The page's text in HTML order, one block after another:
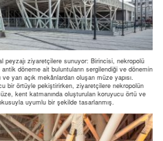
peyzajı ziyaretçilere sunuyor: Birincisi, nekropolü
döneme ait buluntuların sergilendiği ve dönemin
yarı açık mekânlardan oluşan müze yapısı.
bir örtüyle pekiştirirken, ziyaretçilere nekropolün
kent katmanında oluşturulan koruyucu örtü ve
uyumlu bir şekilde tasarlanmış.